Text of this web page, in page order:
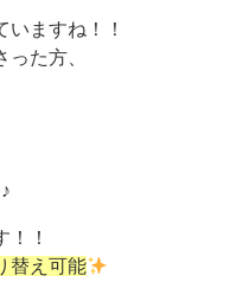
いますね！！
た方、
！！
替え可能